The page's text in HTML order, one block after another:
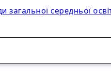
загальної середньої